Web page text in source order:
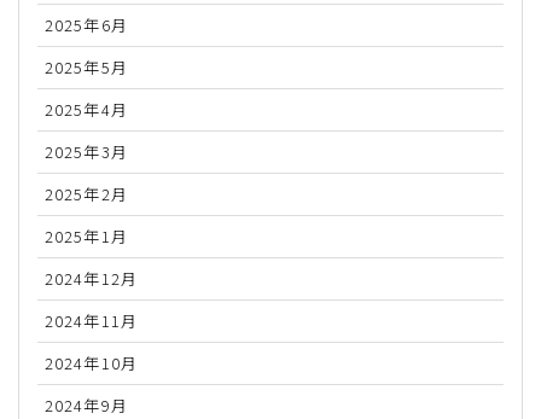
2025年6月
2025年5月
2025年4月
2025年3月
2025年2月
2025年1月
2024年12月
2024年11月
2024年10月
2024年9月